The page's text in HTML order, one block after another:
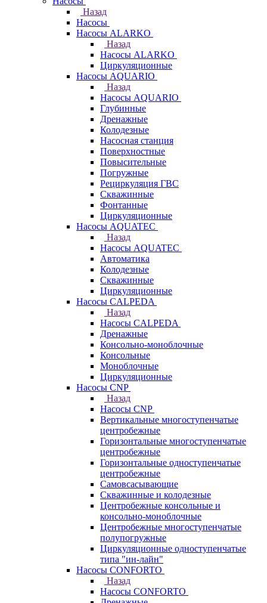
Назад
Насосы
Насосы ALARKO
Назад
Насосы ALARKO
Циркуляционные
Насосы AQUARIO
Назад
Насосы AQUARIO
Глубинные
Дренажные
Колодезные
Насосная станция
Поверхностные
Повысительные
Погружные
Рециркуляция ГВС
Скважинные
Фонтанные
Циркуляционные
Насосы AQUATEC
Назад
Насосы AQUATEC
Автоматика
Колодезные
Скважинные
Циркуляционные
Насосы CALPEDA
Назад
Насосы CALPEDA
Дренажные
Консольно-моноблочные
Консольные
Моноблочные
Циркуляционные
Насосы CNP
Назад
Насосы CNP
Вертикальные многоступенчатые
центробежные
Горизонтальные многоступенчатые
центробежные
Горизонтальные одноступенчатые
центробежные
Самовсасывающие
Скважинные и колодезные
Центробежные консольные и
консольно-моноблочные
Центробежные многоступенчатые
полупогружные
Циркуляционные одноступенчатые
типа "ин-лайн"
Насосы CONFORTO
Назад
Насосы CONFORTO